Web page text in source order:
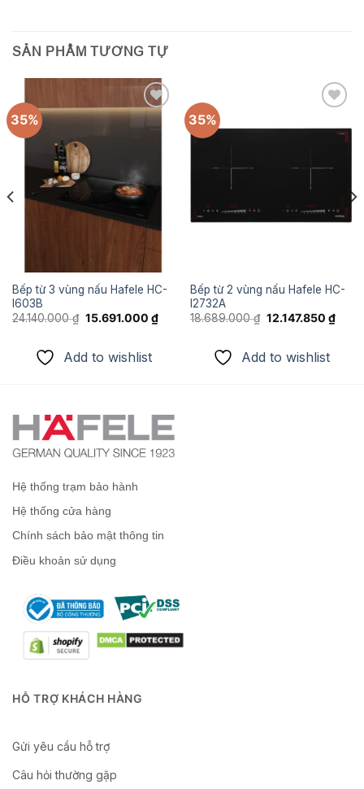
SẢN PHẨM TƯƠNG TỰ
35%
Bếp từ 3 vùng nấu Hafele HC-
I603B
24.140.000₫ Giá
15.691.000 ₫Giá
hiện
15.691.000 ₫.
Add to wishlist
35%
Bếp từ 2 vùng nấu Hafele HC-
I2732A
18.689.000₫ Giá
12.147.850 ₫Giá
hiện
Add to wishlist
Hệ thống trạm bảo hành
Hệ thống cửa hàng
Chính sách bảo mật thông tin
Điều khoản sử dụng
HỖ TRỢ KHÁCH HÀNG
Gửi yêu cầu hỗ trợ
Câu hỏi thường gặp